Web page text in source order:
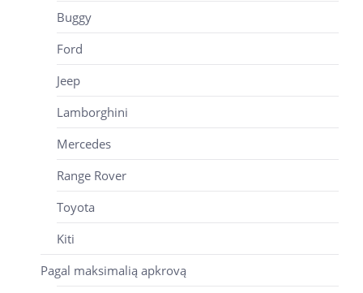
Buggy
Ford
Jeep
Lamborghini
Mercedes
Range Rover
Toyota
Kiti
Pagal maksimalią apkrovą